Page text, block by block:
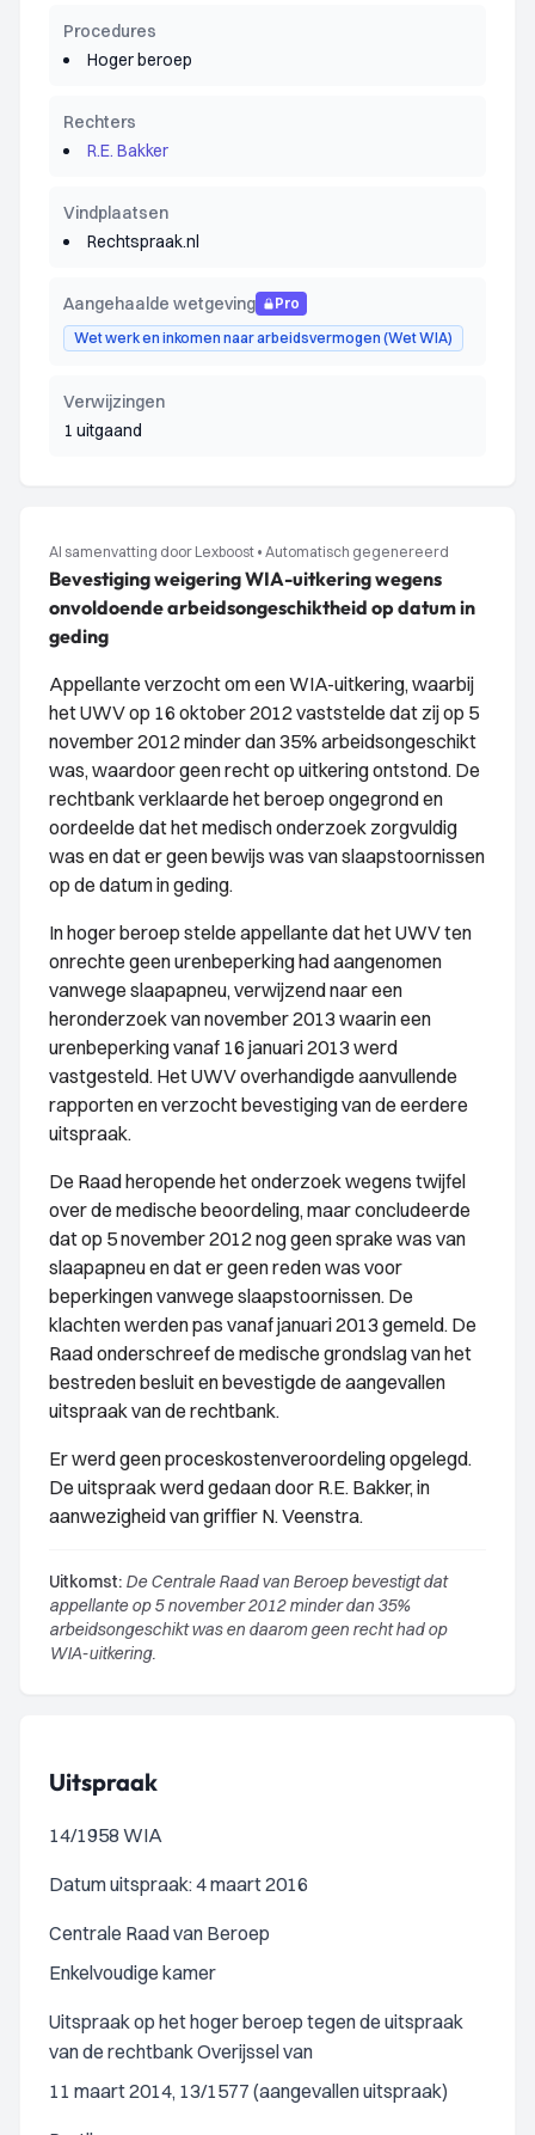
Procedures
Hoger beroep
Rechters
R.E. Bakker
Vindplaatsen
Rechtspraak.nl
Aangehaalde wetgeving
Pro
Wet werk en inkomen naar arbeidsvermogen (Wet WIA)
Verwijzingen
1 uitgaand
AI samenvatting door Lexboost • Automatisch gegenereerd
Bevestiging weigering WIA-uitkering wegens
onvoldoende arbeidsongeschiktheid op datum in
geding
Appellante verzocht om een WIA-uitkering, waarbij
het UWV op 16 oktober 2012 vaststelde dat zij op 5
november 2012 minder dan 35% arbeidsongeschikt
was, waardoor geen recht op uitkering ontstond. De
rechtbank verklaarde het beroep ongegrond en
oordeelde dat het medisch onderzoek zorgvuldig
was en dat er geen bewijs was van slaapstoornissen
op de datum in geding.
In hoger beroep stelde appellante dat het UWV ten
onrechte geen urenbeperking had aangenomen
vanwege slaapapneu, verwijzend naar een
heronderzoek van november 2013 waarin een
urenbeperking vanaf 16 januari 2013 werd
vastgesteld. Het UWV overhandigde aanvullende
rapporten en verzocht bevestiging van de eerdere
uitspraak.
De Raad heropende het onderzoek wegens twijfel
over de medische beoordeling, maar concludeerde
dat op 5 november 2012 nog geen sprake was van
slaapapneu en dat er geen reden was voor
beperkingen vanwege slaapstoornissen. De
klachten werden pas vanaf januari 2013 gemeld. De
Raad onderschreef de medische grondslag van het
bestreden besluit en bevestigde de aangevallen
uitspraak van de rechtbank.
Er werd geen proceskostenveroordeling opgelegd.
De uitspraak werd gedaan door R.E. Bakker, in
aanwezigheid van griffier N. Veenstra.
Uitkomst: De Centrale Raad van Beroep bevestigt dat
appellante op 5 november 2012 minder dan 35%
arbeidsongeschikt was en daarom geen recht had op
WIA-uitkering.
Uitspraak
14/1958 WIA
Datum uitspraak: 4 maart 2016
Centrale Raad van Beroep
Enkelvoudige kamer
Uitspraak op het hoger beroep tegen de uitspraak
van de rechtbank Overijssel van
11 maart 2014, 13/1577 (aangevallen uitspraak)